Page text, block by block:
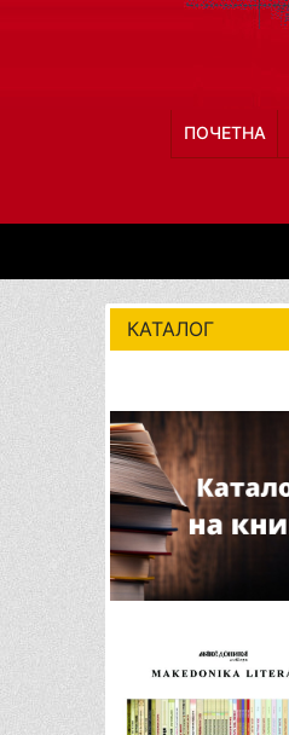
ПОЧЕТНА
КАТАЛОГ